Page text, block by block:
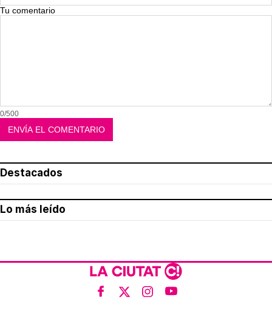
Tu comentario
0/500
Destacados
Lo más leído